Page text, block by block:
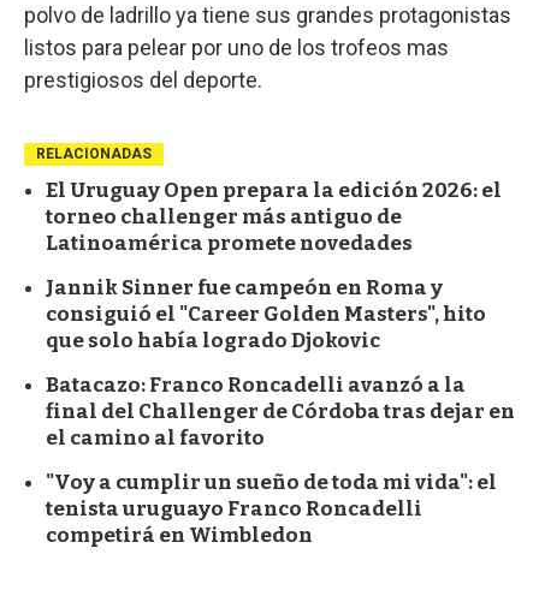
polvo de ladrillo ya tiene sus grandes protagonistas
listos para pelear por uno de los trofeos mas
prestigiosos del deporte.
RELACIONADAS
El Uruguay Open prepara la edición 2026: el
torneo challenger más antiguo de
Latinoamérica promete novedades
Jannik Sinner fue campeón en Roma y
consiguió el "Career Golden Masters", hito
que solo había logrado Djokovic
Batacazo: Franco Roncadelli avanzó a la
final del Challenger de Córdoba tras dejar en
el camino al favorito
"Voy a cumplir un sueño de toda mi vida": el
tenista uruguayo Franco Roncadelli
competirá en Wimbledon